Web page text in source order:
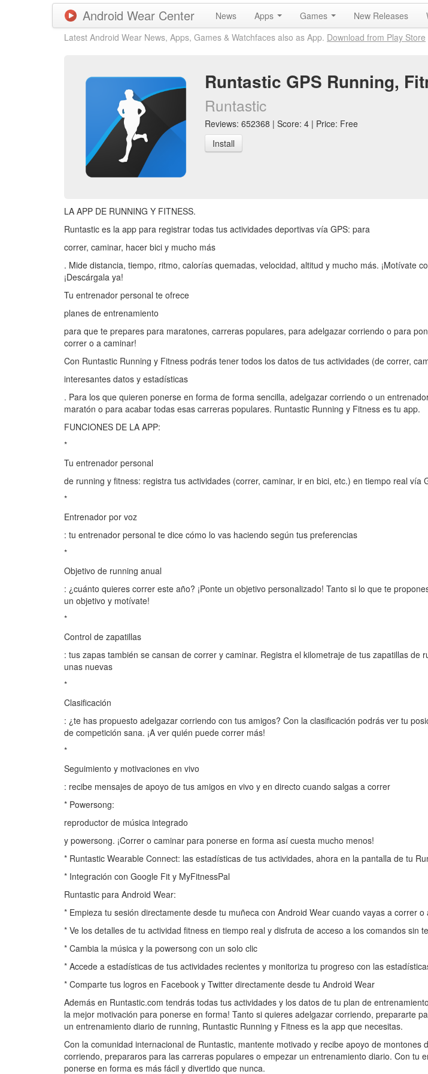
Android Wear Center News Apps Games New Releases
Latest Android Wear News, Apps, Games & Watchfaces also as App. Download from Play Store
Runtastic GPS Running,
Runtastic
Reviews: 652368 | Score: 4 | Price: Free
Install
LA APP DE RUNNING Y FITNESS.
Runtastic es la app para registrar todas tus actividades deportivas vía GPS: para
correr, caminar, hacer bici y mucho más
. Mide distancia, tiempo, ritmo, calorías quemadas, velocidad, altitud y mucho más. ¡Motívate
¡Descárgala ya!
Tu entrenador personal te ofrece
planes de entrenamiento
para que te prepares para maratones, carreras populares, para adelgazar corriendo o para
correr o a caminar!
Con Runtastic Running y Fitness podrás tener todos los datos de tus actividades (de correr,
interesantes datos y estadísticas
. Para los que quieren ponerse en forma de forma sencilla, adelgazar corriendo o un
maratón o para acabar todas esas carreras populares. Runtastic Running y Fitness es tu app.
FUNCIONES DE LA APP:
*
Tu entrenador personal
de running y fitness: registra tus actividades (correr, caminar, ir en bici, etc.) en tiempo real vía
*
Entrenador por voz
: tu entrenador personal te dice cómo lo vas haciendo según tus preferencias
*
Objetivo de running anual
: ¿cuánto quieres correr este año? ¡Ponte un objetivo personalizado! Tanto si lo que te
un objetivo y motívate!
*
Control de zapatillas
: tus zapas también se cansan de correr y caminar. Registra el kilometraje de tus zapatillas
unas nuevas
*
Clasificación
: ¿te has propuesto adelgazar corriendo con tus amigos? Con la clasificación podrás ver tu
de competición sana. ¡A ver quién puede correr más!
*
Seguimiento y motivaciones en vivo
: recibe mensajes de apoyo de tus amigos en vivo y en directo cuando salgas a correr
* Powersong:
reproductor de música integrado
y powersong. ¡Correr o caminar para ponerse en forma así cuesta mucho menos!
* Runtastic Wearable Connect: las estadísticas de tus actividades, ahora en la pantalla de tu
* Integración con Google Fit y MyFitnessPal
Runtastic para Android Wear:
* Empieza tu sesión directamente desde tu muñeca con Android Wear cuando vayas a correr o
* Ve los detalles de tu actividad fitness en tiempo real y disfruta de acceso a los comandos sin
* Cambia la música y la powersong con un solo clic
* Accede a estadísticas de tus actividades recientes y monitoriza tu progreso con las
* Comparte tus logros en Facebook y Twitter directamente desde tu Android Wear
Además en Runtastic.com tendrás todas tus actividades y los datos de tu plan de
la mejor motivación para ponerse en forma! Tanto si quieres adelgazar corriendo, prepararte
un entrenamiento diario de running, Runtastic Running y Fitness es la app que necesitas.
Con la comunidad internacional de Runtastic, mantente motivado y recibe apoyo de
corriendo, prepararos para las carreras populares o empezar un entrenamiento diario. Con tu
ponerse en forma es más fácil y divertido que nunca.